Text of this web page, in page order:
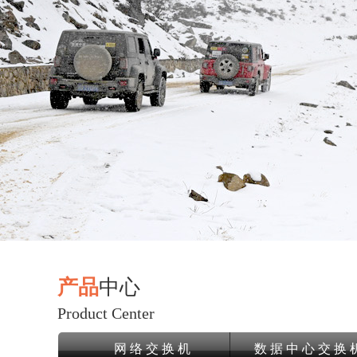
产品中心
Product Center
网 络 交 换 机 数 据 中 心 交 换